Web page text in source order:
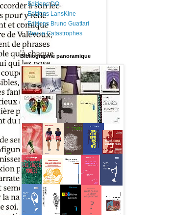
Editions DO
Editions LansKine
Editions Bruno Guattari
Revue Catastrophes
Bibliographie panoramique